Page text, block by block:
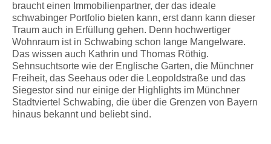
braucht einen Immobilienpartner, der das ideale
schwabinger Portfolio bieten kann, erst dann kann dieser
Traum auch in Erfüllung gehen. Denn hochwertiger
Wohnraum ist in Schwabing schon lange Mangelware.
Das wissen auch Kathrin und Thomas Röthig.
Sehnsuchtsorte wie der Englische Garten, die Münchner
Freiheit, das Seehaus oder die Leopoldstraße und das
Siegestor sind nur einige der Highlights im Münchner
Stadtviertel Schwabing, die über die Grenzen von Bayern
hinaus bekannt und beliebt sind.